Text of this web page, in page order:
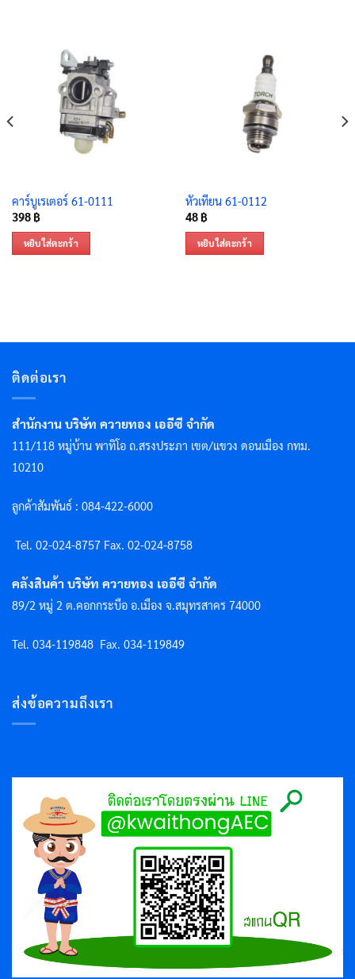
คาร์บูเรเตอร์ 61-0111
398 ฿
หยิบใส่ตะกร้า
หัวเทียน 61-0112
48 ฿
หยิบใส่ตะกร้า
ติดต่อเรา
สำนักงาน บริษัท ควายทอง เออีซี จำกัด
111/118 หมู่บ้าน พาทิโอ ถ.สรงประภา เขต/แขวง ดอนเมือง กทม.
10210
ลูกค้าสัมพันธ์ : 084-422-6000
Tel. 02-024-8757 Fax. 02-024-8758
คลังสินค้า บริษัท ควายทอง เออีซี จำกัด
89/2 หมู่ 2 ต.คอกกระบือ อ.เมือง จ.สมุทรสาคร 74000
Tel. 034-119848 Fax. 034-119849
ส่งข้อความถึงเรา